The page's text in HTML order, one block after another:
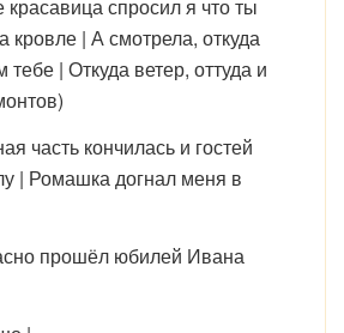
спросил я что ты
кровле | А смотрела, откуда
тебе | Откуда ветер, оттуда и
часть кончилась и гостей
| Ромашка догнал меня в
прошёл юбилей Ивана